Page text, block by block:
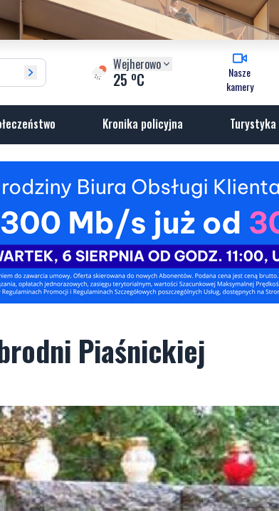
Wejherowo
25 oC
Nasze
kamery
Kronika policyjna Turystyka
Piaśnickiej